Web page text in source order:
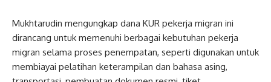
Mukhtarudin mengungkap dana KUR pekerja migran ini
dirancang untuk memenuhi berbagai kebutuhan pekerja
migran selama proses penempatan, seperti digunakan untuk
membiayai pelatihan keterampilan dan bahasa asing,